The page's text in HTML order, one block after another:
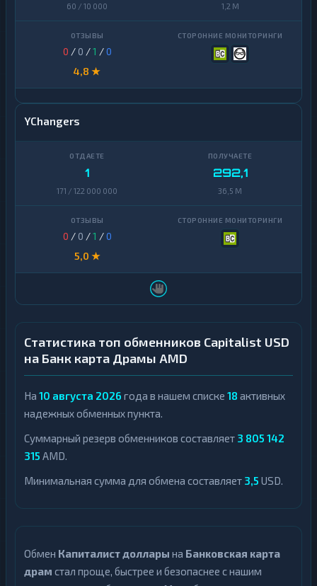
60 / 10 000 1,2 M
0 / 0 /1 /0
4,8 ★
YChangers
1
171 / 122 000 000
292,1
36,5 M
0 / 0 /1 /0
5,0 ★
Статистика топ обменников Capitalist USD
на Банк карта Драмы AMD
На 10 августа 2026 года в нашем списке 18 активных
надежных обменных пункта.
Суммарный резерв обменников составляет 3 805 142
315 AMD.
Минимальная сумма для обмена составляет 3,5 USD.
Обмен Капиталист доллары на Банковская карта
драм стал проще, быстрее и безопаснее с нашим